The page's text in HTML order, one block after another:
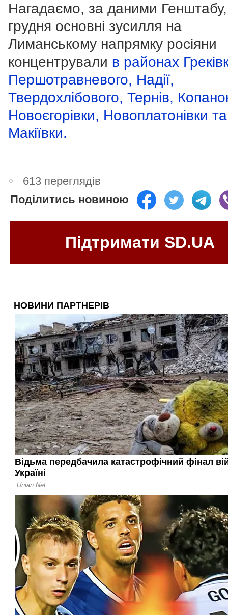
Нагадаємо, за даними
грудня основні зусилля на
Лиманському напрямку росіяни
концентрували в районах
Першотравневого, Надії,
Твердохлібового, Тернів,
Новоєгорівки, Новоплатонівки та
Макіївки.
613 переглядів
Поділитись новиною
Підтримати SD.UA